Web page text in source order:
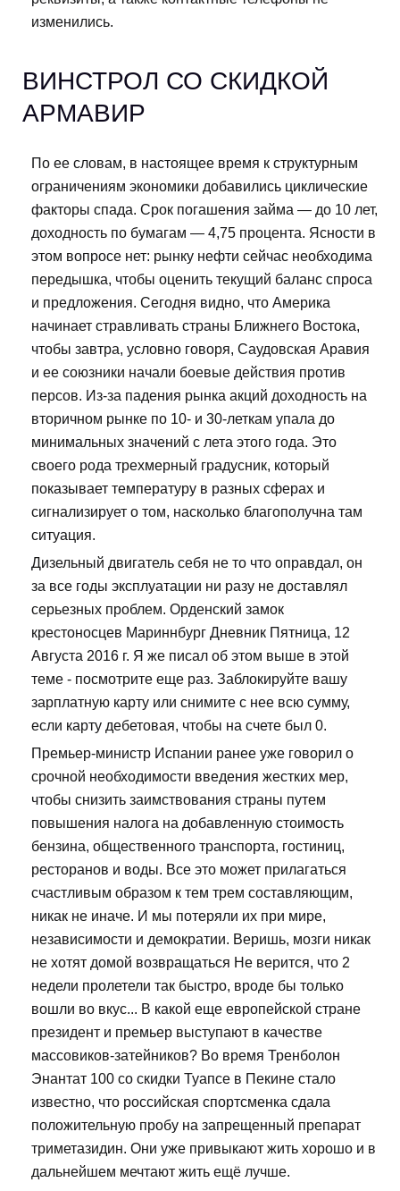
изменились.
ВИНСТРОЛ СО СКИДКОЙ
АРМАВИР
По ее словам, в настоящее время к структурным
ограничениям экономики добавились циклические
факторы спада. Срок погашения займа — до 10 лет,
доходность по бумагам — 4,75 процента. Ясности в
этом вопросе нет: рынку нефти сейчас необходима
передышка, чтобы оценить текущий баланс спроса
и предложения. Сегодня видно, что Америка
начинает стравливать страны Ближнего Востока,
чтобы завтра, условно говоря, Саудовская Аравия
и ее союзники начали боевые действия против
персов. Из-за падения рынка акций доходность на
вторичном рынке по 10- и 30-леткам упала до
минимальных значений с лета этого года. Это
своего рода трехмерный градусник, который
показывает температуру в разных сферах и
сигнализирует о том, насколько благополучна там
ситуация.
Дизельный двигатель себя не то что оправдал, он
за все годы эксплуатации ни разу не доставлял
серьезных проблем. Орденский замок
крестоносцев Мариннбург Дневник Пятница, 12
Августа 2016 г. Я же писал об этом выше в этой
теме - посмотрите еще раз. Заблокируйте вашу
зарплатную карту или снимите с нее всю сумму,
если карту дебетовая, чтобы на счете был 0.
Премьер-министр Испании ранее уже говорил о
срочной необходимости введения жестких мер,
чтобы снизить заимствования страны путем
повышения налога на добавленную стоимость
бензина, общественного транспорта, гостиниц,
ресторанов и воды. Все это может прилагаться
счастливым образом к тем трем составляющим,
никак не иначе. И мы потеряли их при мире,
независимости и демократии. Веришь, мозги никак
не хотят домой возвращаться Не верится, что 2
недели пролетели так быстро, вроде бы только
вошли во вкус... В какой еще европейской стране
президент и премьер выступают в качестве
массовиков-затейников? Во время Тренболон
Энантат 100 со скидки Туапсе в Пекине стало
известно, что российская спортсменка сдала
положительную пробу на запрещенный препарат
триметазидин. Они уже привыкают жить хорошо и в
дальнейшем мечтают жить ещё лучше.